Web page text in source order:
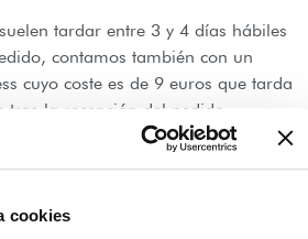
cookies
tardar entre 3 y 4 días hábiles
contamos también con un
cuyo coste es de 9 euros que tarda
la recepción del pedido.
suelen tardar entre 7 y 10 días